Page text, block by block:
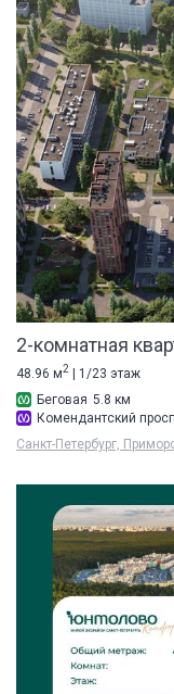
2-комнатная
48.96 м2 | 1/23 этаж
Беговая 5.8 км
Комендантский
Санкт-Петербург,